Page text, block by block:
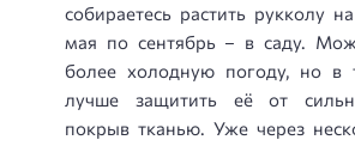
собираетесь растить рукколу
мая по сентябрь – в саду.
более холодную погоду, но в
лучше защитить её от
покрыв тканью. Уже через